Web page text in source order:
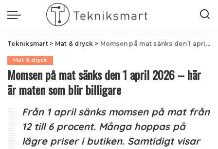
Tekniksmart> Mat & dryck > Momsen på mat sänks den 1 april 2026 – här är maten som blir billigare
Mat & dryck
Momsen på mat sänks den 1 april 2026 – här
är maten som blir billigare
Från 1 april sänks momsen på mat från
12 till 6 procent. Många hoppas på
lägre priser i butiken. Samtidigt visar